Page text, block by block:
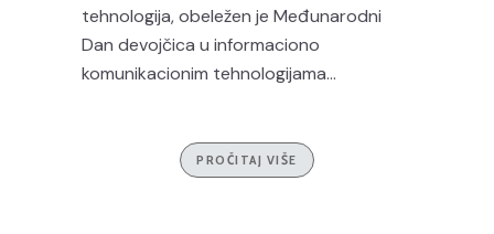
tehnologija, obeležen je Međunarodni
Dan devojčica u informaciono
komunikacionim tehnologijama...
PROČITAJ VIŠE